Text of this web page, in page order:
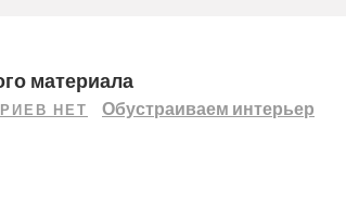
материала
НЕТ Обустраиваем интерьер